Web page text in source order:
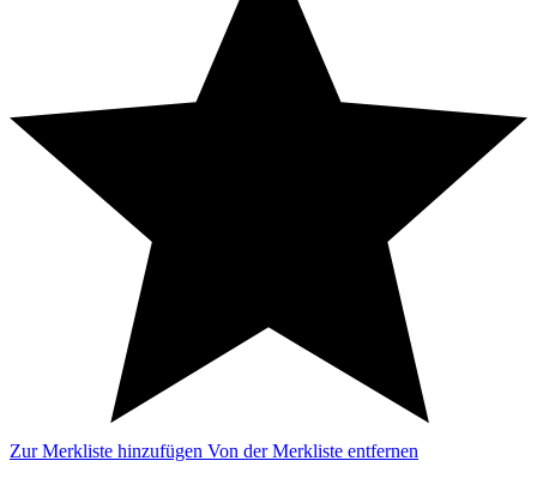
Zur Merkliste hinzufügen Von der Merkliste entfernen